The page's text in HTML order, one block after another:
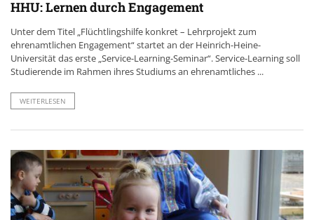
HHU: Lernen durch Engagement
Unter dem Titel „Flüchtlingshilfe konkret – Lehrprojekt zum
ehrenamtlichen Engagement“ startet an der Heinrich-Heine-
Universität das erste „Service-Learning-Seminar“. Service-Learning soll
Studierende im Rahmen ihres Studiums an ehrenamtliches ...
WEITERLESEN